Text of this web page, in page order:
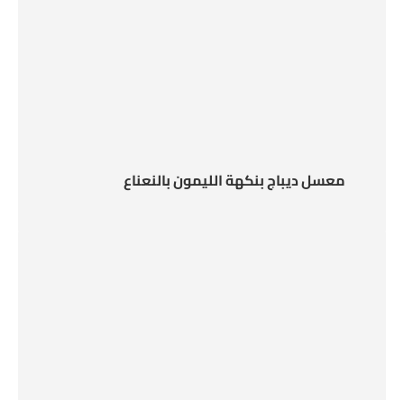
معسل ديباج بنكهة الليمون بالنعناع